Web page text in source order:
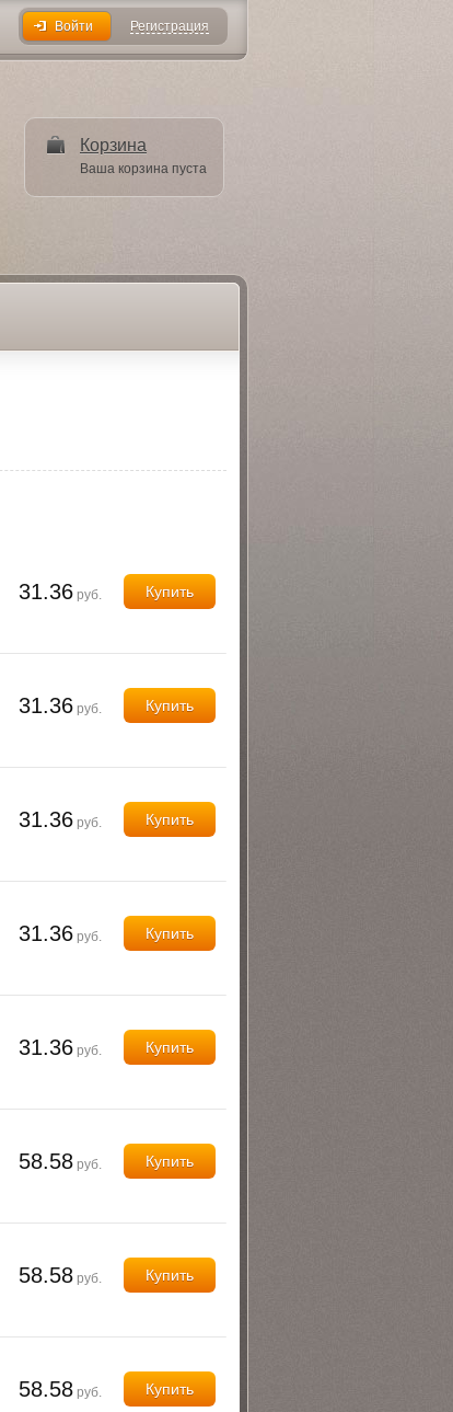
Войти Регистрация
Корзина
Ваша корзина пуста
31.36 руб. Купить
31.36 руб. Купить
31.36 руб. Купить
31.36 руб. Купить
31.36 руб. Купить
58.58 руб. Купить
58.58 руб. Купить
58.58 руб. Купить